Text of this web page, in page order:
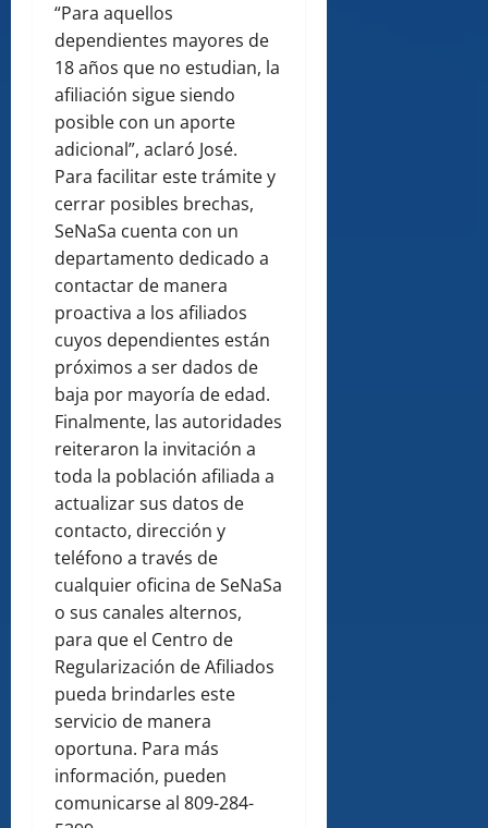
“Para aquellos
dependientes mayores de
18 años que no estudian, la
afiliación sigue siendo
posible con un aporte
adicional”, aclaró José.
Para facilitar este trámite y
cerrar posibles brechas,
SeNaSa cuenta con un
departamento dedicado a
contactar de manera
proactiva a los afiliados
cuyos dependientes están
próximos a ser dados de
baja por mayoría de edad.
Finalmente, las autoridades
reiteraron la invitación a
toda la población afiliada a
actualizar sus datos de
contacto, dirección y
teléfono a través de
cualquier oficina de SeNaSa
o sus canales alternos,
para que el Centro de
Regularización de Afiliados
pueda brindarles este
servicio de manera
oportuna. Para más
información, pueden
comunicarse al 809-284-